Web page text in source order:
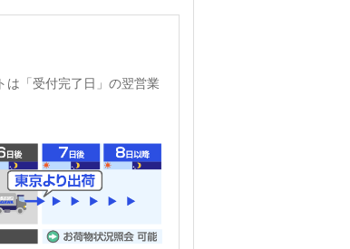
は「受付完了日」の翌営業